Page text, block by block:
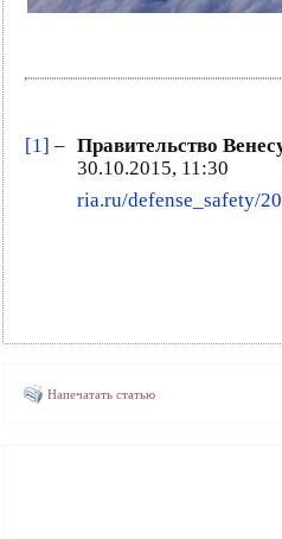
[1] – Правительство
30.10.2015, 11:30
ria.ru/defense_safety/
Напечатать статью